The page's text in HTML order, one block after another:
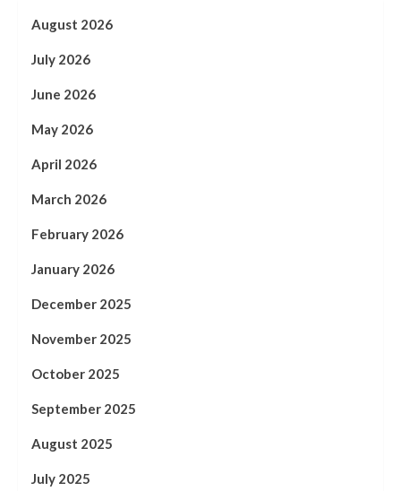
August 2026
July 2026
June 2026
May 2026
April 2026
March 2026
February 2026
January 2026
December 2025
November 2025
October 2025
September 2025
August 2025
July 2025